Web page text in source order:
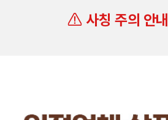
사칭 주의 안내